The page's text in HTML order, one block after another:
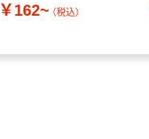
￥162~ （税込）